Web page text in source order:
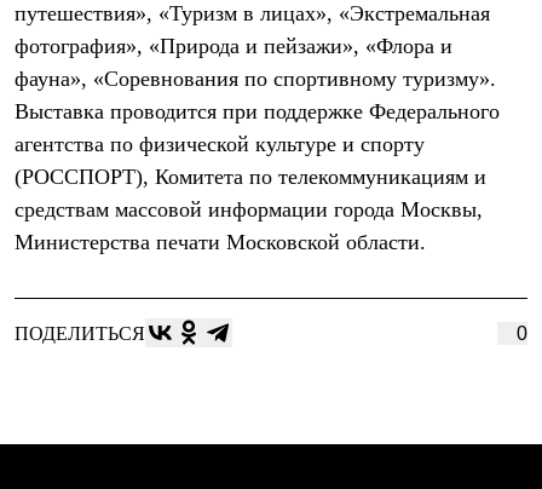
Брюки
Штормовая одежда
Куртки
Софтшелл одежда
Куртки
Брюки
Рубашки
Футболки
Толстовки
Брюки
Теплое термобелье
Среднее термобелье
Легкое термобелье
путешествия», «Туризм в лицах», «Экстремальная
фотография», «Природа и пейзажи», «Флора и
фауна», «Соревнования по спортивному туризму».
Выставка проводится при поддержке Федерального
агентства по физической культуре и спорту
(РОССПОРТ), Комитета по телекоммуникациям и
средствам массовой информации города Москвы,
Министерства печати Московской области.
ПОДЕЛИТЬСЯ 0